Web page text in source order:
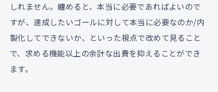
しれません。纏めると、本当に必要であればよいので
すが、達成したいゴールに対して本当に必要なのか/内
製化してできないか、といった視点で改めて見ること
で、求める機能以上の余計な出費を抑えることができ
ます。